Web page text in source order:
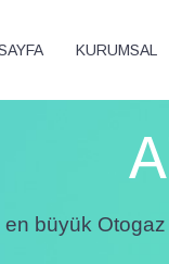
KURUMSAL
büyük